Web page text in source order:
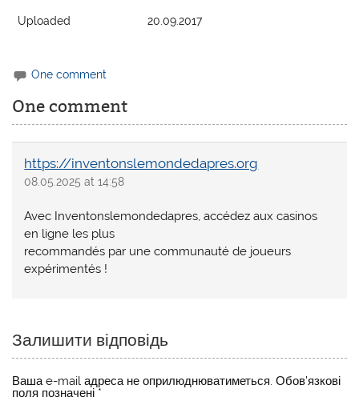
Uploaded 20.09.2017
One comment
One comment
https://inventonslemondedapres.org
08.05.2025 at 14:58
Avec Inventonslemondedapres, accédez aux casinos
en ligne les plus
recommandés par une communauté de joueurs
expérimentés !
Залишити відповідь
Ваша e-mail адреса не оприлюднюватиметься. Обов’язкові
поля позначені *